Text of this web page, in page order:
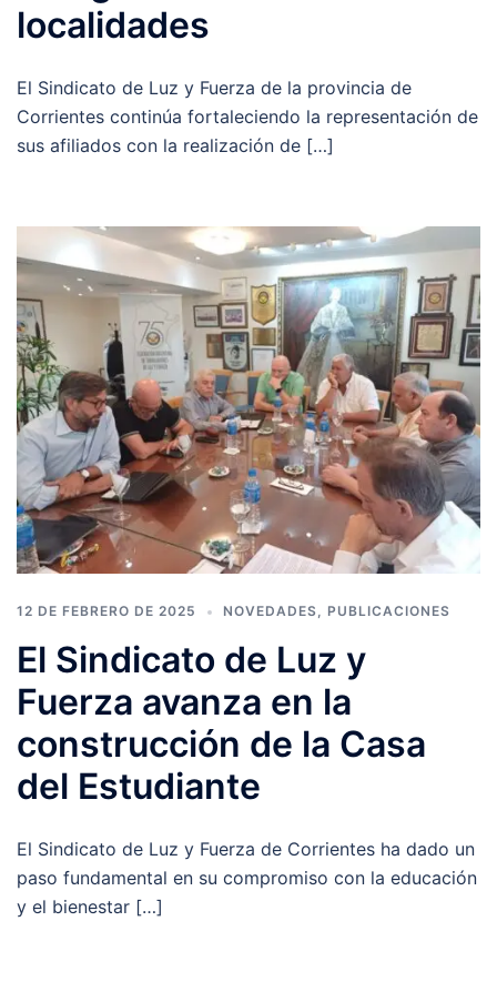
localidades
El Sindicato de Luz y Fuerza de la provincia de
Corrientes continúa fortaleciendo la representación de
sus afiliados con la realización de […]
12 DE FEBRERO DE 2025 NOVEDADES, PUBLICACIONES
El Sindicato de Luz y
Fuerza avanza en la
construcción de la Casa
del Estudiante
El Sindicato de Luz y Fuerza de Corrientes ha dado un
paso fundamental en su compromiso con la educación
y el bienestar […]